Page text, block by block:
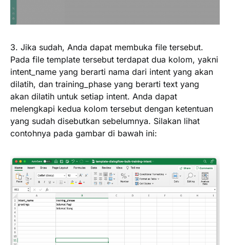
3. Jika sudah, Anda dapat membuka file tersebut.
Pada file template tersebut terdapat dua kolom, yakni
intent_name yang berarti nama dari intent yang akan
dilatih, dan training_phase yang berarti text yang
akan dilatih untuk setiap intent. Anda dapat
melengkapi kedua kolom tersebut dengan ketentuan
yang sudah disebutkan sebelumnya. Silakan lihat
contohnya pada gambar di bawah ini: